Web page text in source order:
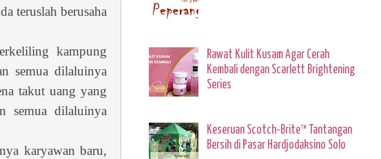
teruslah berusaha
kampung
semua dilaluinya
takut uang yang
semua dilaluinya
karyawan baru,
Rawat Kulit Kusam Agar Cerah
Kembali dengan Scarlett Brightening
Series
Keseruan Scotch-Brite™ Tantangan
Bersih di Pasar Hardjodaksino Solo